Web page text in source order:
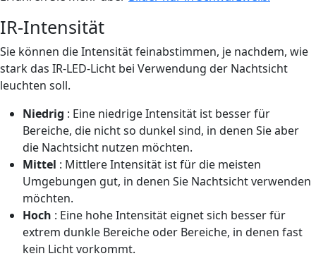
IR-Intensität
Sie können die Intensität feinabstimmen, je nachdem, wie
stark das IR-LED-Licht bei Verwendung der Nachtsicht
leuchten soll.
Niedrig : Eine niedrige Intensität ist besser für
Bereiche, die nicht so dunkel sind, in denen Sie aber
die Nachtsicht nutzen möchten.
Mittel : Mittlere Intensität ist für die meisten
Umgebungen gut, in denen Sie Nachtsicht verwenden
möchten.
Hoch : Eine hohe Intensität eignet sich besser für
extrem dunkle Bereiche oder Bereiche, in denen fast
kein Licht vorkommt.